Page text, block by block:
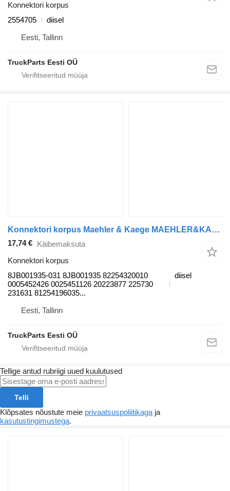
Konnektori korpus
2554705
diisel
Eesti, Tallinn
TruckParts Eesti OÜ
Konnektori korpus Maehler & Kaege MAEHLER&KAEGE B12B (01.97-12.11) 8JB001935-031 tüübi jaoks bussi Volvo B6, B7, B9, B10, B12 bus (1978-2011)
17,74 € Käibemaksuta
Konnektori korpus
8JB001935-031 8JB001935 82254320010
0005452426 0025451126 20223877 225730
231631 81254196035...
diisel
Eesti, Tallinn
TruckParts Eesti OÜ
Tellige antud rubriigi uued kuulutused
Telli
Klõpsates nõustute meie privaatsuspoliitikaga ja
kasutustingimustega.